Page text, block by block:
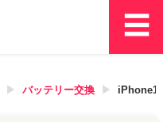
バッテリー交換